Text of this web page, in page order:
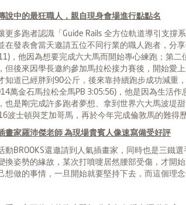
說中的最狂職人，親自現身會場進行點點名
更多跑者認識「Guide Rails 全方位軌道導引支撐
在發表會當天邀請五位不同行業的職人跑者，分
，他因為想要完成六大馬而開始專心練跑；第
但後來因學長邀約參加馬拉松接力賽後，開始愛
知道已經胖到90公斤，後來靠持續跑步成功減重
萬金石馬拉松全馬PB 3:05:56)，他是因為生活
也是剛完成許多跑者夢想、拿到世界六大馬波堤
波士頓與芝加哥馬，再於今年完成倫敦馬的難得
畫家羅沛傑老師 為現場貴賓人像速寫備受好評
動BROOKS還邀請到人氣插畫家，同時也是三鐵
換姿勢的緣故，某次打噴嚏居然腰部受傷，才開
想做的事情，一旦開始就要堅持下去，而這個理